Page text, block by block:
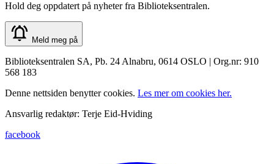
Hold deg oppdatert på nyheter fra Biblioteksentralen.
Meld meg på
Biblioteksentralen SA, Pb. 24 Alnabru, 0614 OSLO | Org.nr: 910
568 183
Denne nettsiden benytter cookies. Les mer om cookies her.
Ansvarlig redaktør: Terje Eid-Hviding
facebook